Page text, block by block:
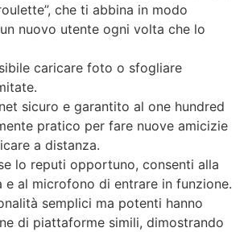
che ti abbina in modo
nuovo utente ogni volta che lo
caricare foto o sfogliare
sicuro e garantito al one hundred
pratico per fare nuove amicizie
a distanza.
lo reputi opportuno, consenti alla
e al microfono di entrare in funzione.
semplici ma potenti hanno
di piattaforme simili, dimostrando